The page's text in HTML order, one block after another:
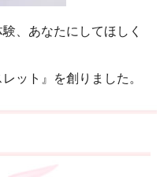
、あなたにしてほしく
ット』を創りました。